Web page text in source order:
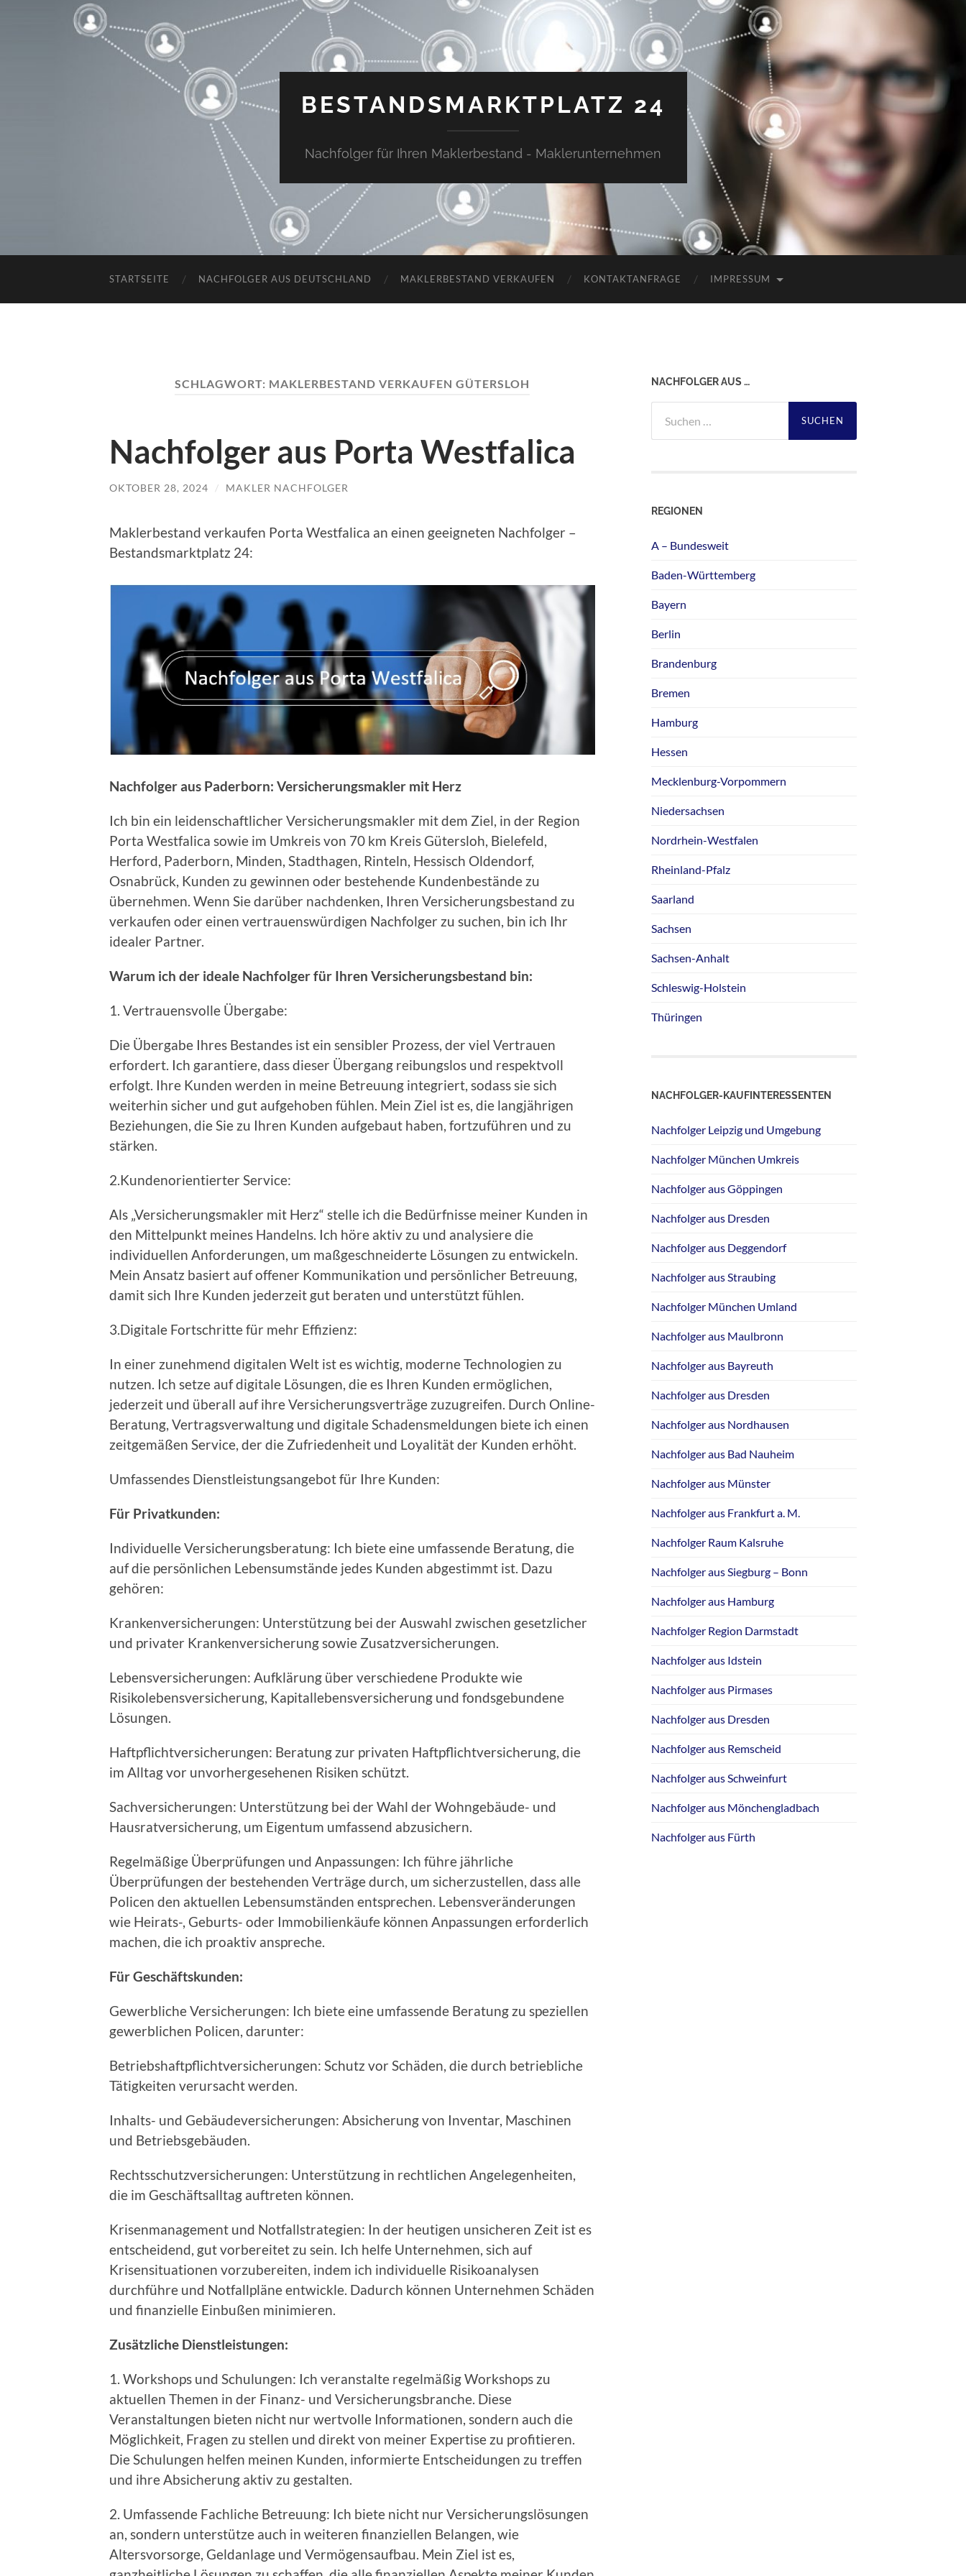
BESTANDSMARKTPLATZ 24
Nachfolger für Ihren Maklerbestand - Maklerunternehmen
STARTSEITE NACHFOLGER AUS DEUTSCHLAND MAKLERBESTAND VERKAUFEN KONTAKTANFRAGE IMPRESSUM
SCHLAGWORT: MAKLERBESTAND VERKAUFEN GÜTERSLOH
Nachfolger aus Porta Westfalica
OKTOBER 28, 2024 / MAKLER NACHFOLGER
Maklerbestand verkaufen Porta Westfalica an einen geeigneten Nachfolger –
Bestandsmarktplatz 24:
Nachfolger aus Paderborn: Versicherungsmakler mit Herz
Ich bin ein leidenschaftlicher Versicherungsmakler mit dem Ziel, in der Region
Porta Westfalica sowie im Umkreis von 70 km Kreis Gütersloh, Bielefeld,
Herford, Paderborn, Minden, Stadthagen, Rinteln, Hessisch Oldendorf,
Osnabrück, Kunden zu gewinnen oder bestehende Kundenbestände zu
übernehmen. Wenn Sie darüber nachdenken, Ihren Versicherungsbestand zu
verkaufen oder einen vertrauenswürdigen Nachfolger zu suchen, bin ich Ihr
idealer Partner.
Warum ich der ideale Nachfolger für Ihren Versicherungsbestand bin:
1. Vertrauensvolle Übergabe:
Die Übergabe Ihres Bestandes ist ein sensibler Prozess, der viel Vertrauen
erfordert. Ich garantiere, dass dieser Übergang reibungslos und respektvoll
erfolgt. Ihre Kunden werden in meine Betreuung integriert, sodass sie sich
weiterhin sicher und gut aufgehoben fühlen. Mein Ziel ist es, die langjährigen
Beziehungen, die Sie zu Ihren Kunden aufgebaut haben, fortzuführen und zu
stärken.
2.Kundenorientierter Service:
Als „Versicherungsmakler mit Herz“ stelle ich die Bedürfnisse meiner Kunden in
den Mittelpunkt meines Handelns. Ich höre aktiv zu und analysiere die
individuellen Anforderungen, um maßgeschneiderte Lösungen zu entwickeln.
Mein Ansatz basiert auf offener Kommunikation und persönlicher Betreuung,
damit sich Ihre Kunden jederzeit gut beraten und unterstützt fühlen.
3.Digitale Fortschritte für mehr Effizienz:
In einer zunehmend digitalen Welt ist es wichtig, moderne Technologien zu
nutzen. Ich setze auf digitale Lösungen, die es Ihren Kunden ermöglichen,
jederzeit und überall auf ihre Versicherungsverträge zuzugreifen. Durch Online-
Beratung, Vertragsverwaltung und digitale Schadensmeldungen biete ich einen
zeitgemäßen Service, der die Zufriedenheit und Loyalität der Kunden erhöht.
Umfassendes Dienstleistungsangebot für Ihre Kunden:
Für Privatkunden:
Individuelle Versicherungsberatung: Ich biete eine umfassende Beratung, die
auf die persönlichen Lebensumstände jedes Kunden abgestimmt ist. Dazu
gehören:
Krankenversicherungen: Unterstützung bei der Auswahl zwischen gesetzlicher
und privater Krankenversicherung sowie Zusatzversicherungen.
Lebensversicherungen: Aufklärung über verschiedene Produkte wie
Risikolebensversicherung, Kapitallebensversicherung und fondsgebundene
Lösungen.
Haftpflichtversicherungen: Beratung zur privaten Haftpflichtversicherung, die
im Alltag vor unvorhergesehenen Risiken schützt.
Sachversicherungen: Unterstützung bei der Wahl der Wohngebäude- und
Hausratversicherung, um Eigentum umfassend abzusichern.
Regelmäßige Überprüfungen und Anpassungen: Ich führe jährliche
Überprüfungen der bestehenden Verträge durch, um sicherzustellen, dass alle
Policen den aktuellen Lebensumständen entsprechen. Lebensveränderungen
wie Heirats-, Geburts- oder Immobilienkäufe können Anpassungen erforderlich
machen, die ich proaktiv anspreche.
Für Geschäftskunden:
Gewerbliche Versicherungen: Ich biete eine umfassende Beratung zu speziellen
gewerblichen Policen, darunter:
Betriebshaftpflichtversicherungen: Schutz vor Schäden, die durch betriebliche
Tätigkeiten verursacht werden.
Inhalts- und Gebäudeversicherungen: Absicherung von Inventar, Maschinen
und Betriebsgebäuden.
Rechtsschutzversicherungen: Unterstützung in rechtlichen Angelegenheiten,
die im Geschäftsalltag auftreten können.
Krisenmanagement und Notfallstrategien: In der heutigen unsicheren Zeit ist es
entscheidend, gut vorbereitet zu sein. Ich helfe Unternehmen, sich auf
Krisensituationen vorzubereiten, indem ich individuelle Risikoanalysen
durchführe und Notfallpläne entwickle. Dadurch können Unternehmen Schäden
und finanzielle Einbußen minimieren.
Zusätzliche Dienstleistungen:
1. Workshops und Schulungen: Ich veranstalte regelmäßig Workshops zu
aktuellen Themen in der Finanz- und Versicherungsbranche. Diese
Veranstaltungen bieten nicht nur wertvolle Informationen, sondern auch die
Möglichkeit, Fragen zu stellen und direkt von meiner Expertise zu profitieren.
Die Schulungen helfen meinen Kunden, informierte Entscheidungen zu treffen
und ihre Absicherung aktiv zu gestalten.
2. Umfassende Fachliche Betreuung: Ich biete nicht nur Versicherungslösungen
an, sondern unterstütze auch in weiteren finanziellen Belangen, wie
Altersvorsorge, Geldanlage und Vermögensaufbau. Mein Ziel ist es,
NACHFOLGER AUS …
nach:
REGIONEN
A – Bundesweit
Baden-Württemberg
Bayern
Berlin
Brandenburg
Bremen
Hamburg
Hessen
Mecklenburg-Vorpommern
Niedersachsen
Nordrhein-Westfalen
Rheinland-Pfalz
Saarland
Sachsen
Sachsen-Anhalt
Schleswig-Holstein
Thüringen
NACHFOLGER-KAUFINTERESSENTEN
Nachfolger Leipzig und Umgebung
Nachfolger München Umkreis
Nachfolger aus Göppingen
Nachfolger aus Dresden
Nachfolger aus Deggendorf
Nachfolger aus Straubing
Nachfolger München Umland
Nachfolger aus Maulbronn
Nachfolger aus Bayreuth
Nachfolger aus Dresden
Nachfolger aus Nordhausen
Nachfolger aus Bad Nauheim
Nachfolger aus Münster
Nachfolger aus Frankfurt a. M.
Nachfolger Raum Kalsruhe
Nachfolger aus Siegburg – Bonn
Nachfolger aus Hamburg
Nachfolger Region Darmstadt
Nachfolger aus Idstein
Nachfolger aus Pirmases
Nachfolger aus Dresden
Nachfolger aus Remscheid
Nachfolger aus Schweinfurt
Nachfolger aus Mönchengladbach
Nachfolger aus Fürth